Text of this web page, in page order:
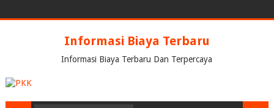
Informasi Biaya Terbaru
Informasi Biaya Terbaru Dan Terpercaya